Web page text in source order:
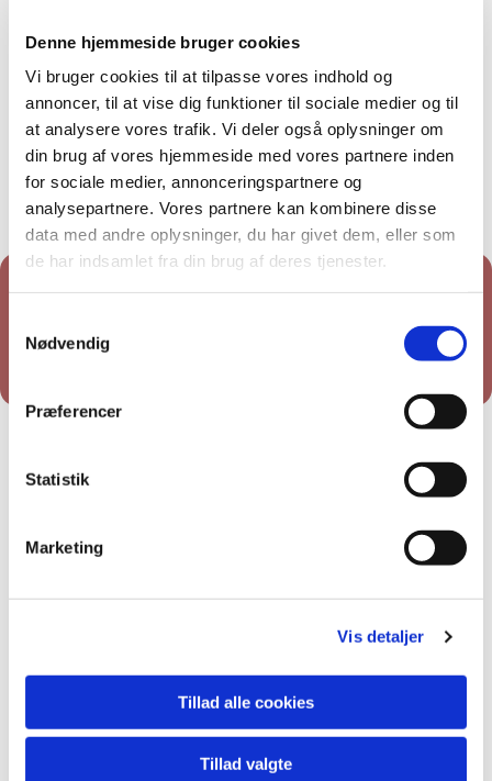
Denne hjemmeside bruger cookies
Vi bruger cookies til at tilpasse vores indhold og
annoncer, til at vise dig funktioner til sociale medier og til
at analysere vores trafik. Vi deler også oplysninger om
din brug af vores hjemmeside med vores partnere inden
for sociale medier, annonceringspartnere og
analysepartnere. Vores partnere kan kombinere disse
data med andre oplysninger, du har givet dem, eller som
de har indsamlet fra din brug af deres tjenester.
Nødvendig
Præferencer
Statistik
Marketing
Vis detaljer
Tillad alle cookies
Tillad valgte
Du vil måske også kunne lide...